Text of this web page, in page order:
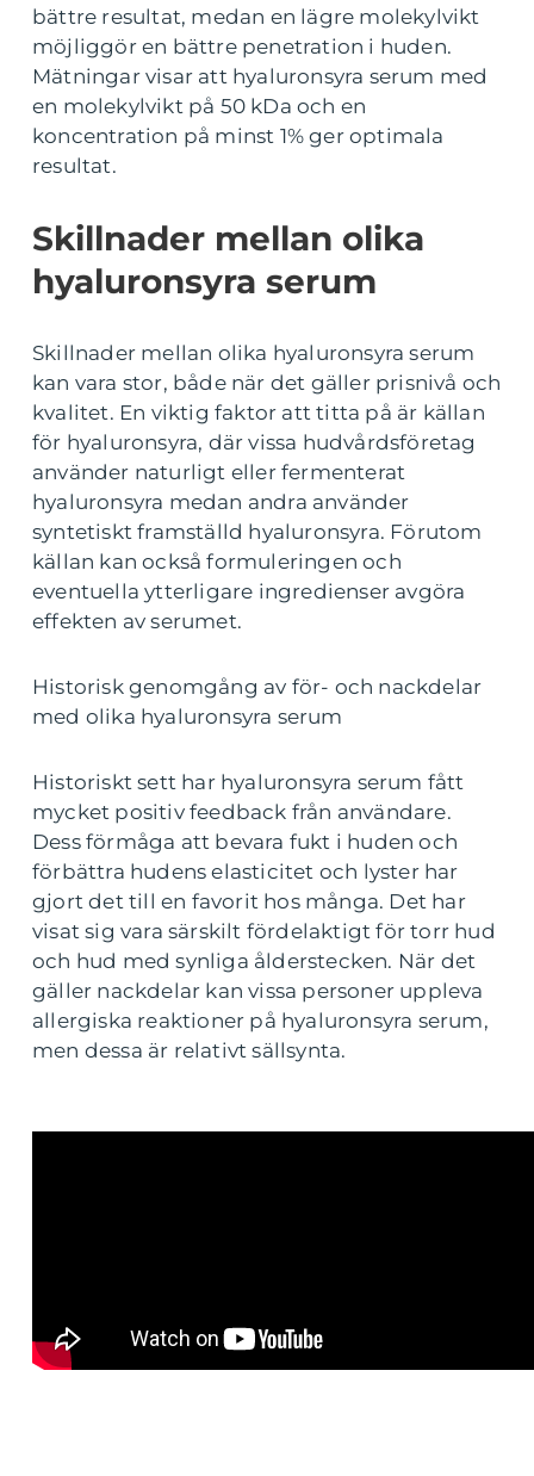
bättre resultat, medan en lägre molekylvikt
möjliggör en bättre penetration i huden.
Mätningar visar att hyaluronsyra serum med
en molekylvikt på 50 kDa och en
koncentration på minst 1% ger optimala
resultat.
Skillnader mellan olika
hyaluronsyra serum
Skillnader mellan olika hyaluronsyra serum
kan vara stor, både när det gäller prisnivå och
kvalitet. En viktig faktor att titta på är källan
för hyaluronsyra, där vissa hudvårdsföretag
använder naturligt eller fermenterat
hyaluronsyra medan andra använder
syntetiskt framställd hyaluronsyra. Förutom
källan kan också formuleringen och
eventuella ytterligare ingredienser avgöra
effekten av serumet.
Historisk genomgång av för- och nackdelar
med olika hyaluronsyra serum
Historiskt sett har hyaluronsyra serum fått
mycket positiv feedback från användare.
Dess förmåga att bevara fukt i huden och
förbättra hudens elasticitet och lyster har
gjort det till en favorit hos många. Det har
visat sig vara särskilt fördelaktigt för torr hud
och hud med synliga ålderstecken. När det
gäller nackdelar kan vissa personer uppleva
allergiska reaktioner på hyaluronsyra serum,
men dessa är relativt sällsynta.